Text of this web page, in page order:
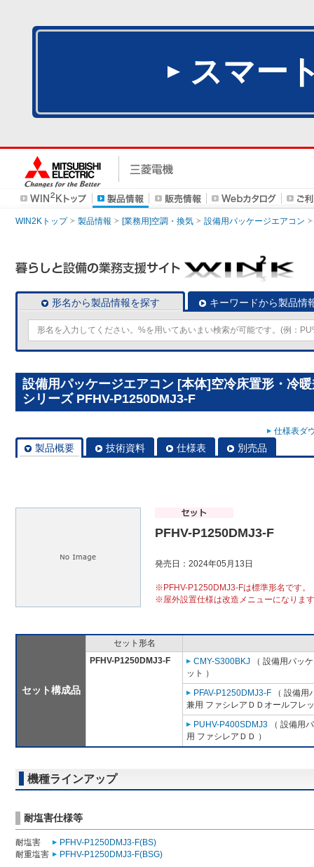
スマー
WIN2Kトップ 製品情報 [業務用]空調・換気 設備用パッケージエアコン
形名から製品情報を探す キーワードから製品情
設備用パッケージエアコン [本体]空冷床置形・冷
シリーズ PFHV-P1250DMJ3-F
仕様表ダ
製品概要 技術資料 仕様表 別売品
PFHV-P1250DMJ3-F
発売日：2024年05月13日
※PFHV-P1250DMJ3-Fは標準形名です。
※屋外設置仕様は改造メニューになりま
セット構成品
セット形名
PFHV-P1250DMJ3-F
CMY-S300BKJ （ 設備用パッ
ット ）
PFAV-P1250DMJ3-F （ 設備用
兼用 ファシレアＤＤオールフレ
PUHV-P400SDMJ3 （ 設備用
用 ファシレアＤＤ ）
機種ラインアップ
耐塩害仕様等
耐塩害
PFHV-P1250DMJ3-F(BS)
耐重塩害
PFHV-P1250DMJ3-F(BSG)